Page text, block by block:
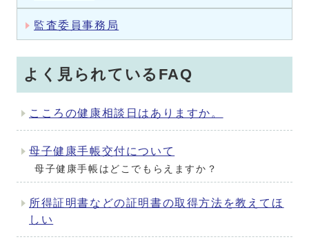
監査委員事務局
よく見られているFAQ
こころの健康相談日はありますか。
母子健康手帳交付について
母子健康手帳はどこでもらえますか？
所得証明書などの証明書の取得方法を教えてほ
しい